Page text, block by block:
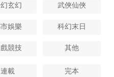
玄幻 武俠仙俠
娛樂 科幻末日
競技 其他
連載 完本